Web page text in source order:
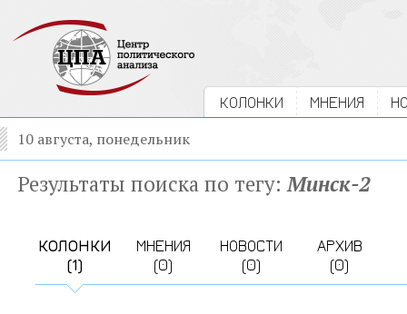
КОЛОНКИ МНЕНИЯ
10 августа, понедельник
Результаты поиска по тегу:Минск-2
КОЛОНКИ
(1)
МНЕНИЯ
(0)
НОВОСТИ
(0)
АРХИВ
(0)